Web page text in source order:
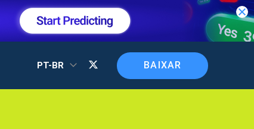
PT-BR BAIXAR